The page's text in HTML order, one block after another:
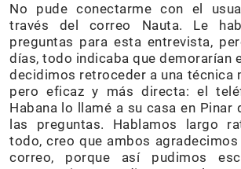
No pude conectarme con el
través del correo Nauta. Le
preguntas para esta entrevista,
días, todo indicaba que demorarían
decidimos retroceder a una técnica
pero eficaz y más directa: el
Habana lo llamé a su casa en Pinar
las preguntas. Hablamos largo
todo, creo que ambos agradecimos
correo, porque así pudimos